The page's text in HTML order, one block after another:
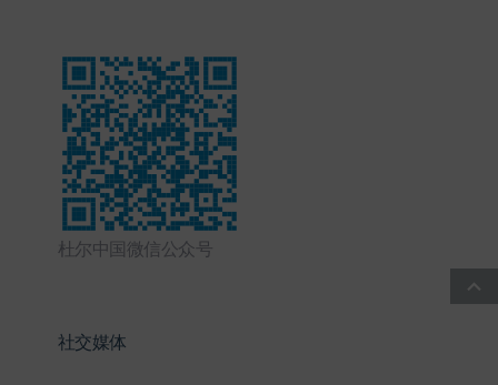
杜尔中国微信公众号
社交媒体